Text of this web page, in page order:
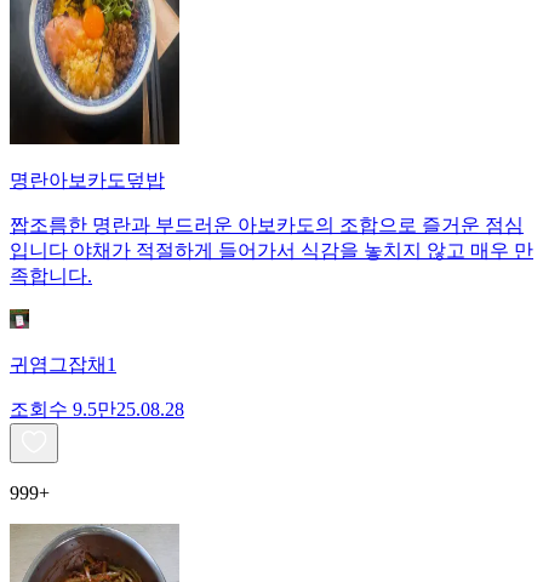
명란아보카도덮밥
짭조름한 명란과 부드러운 아보카도의 조합으로 즐거운 점심
입니다 야채가 적절하게 들어가서 식감을 놓치지 않고 매우 만
족합니다.
귀염그잡채1
조회수 9.5만25.08.28
999+